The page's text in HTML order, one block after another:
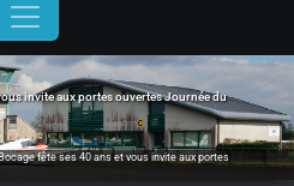
invite aux portes ouvertes Journée du
fête ses 40 ans et vous invite aux portes